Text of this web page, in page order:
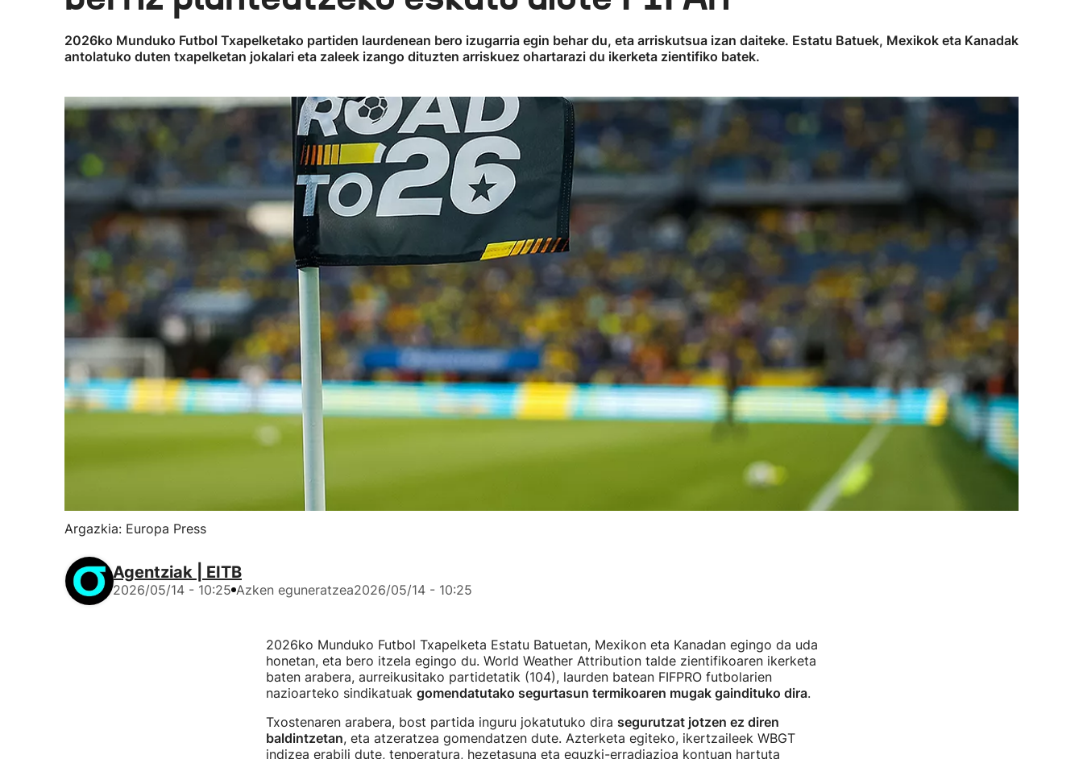
2026ko Munduko Futbol Txapelketako partiden laurdenean bero izugarria egin behar du, eta arriskutsua izan daiteke. Estatu Batuek, Mexikok eta Kanadak
antolatuko duten txapelketan jokalari eta zaleek izango dituzten arriskuez ohartarazi du ikerketa zientifiko batek.
Argazkia: Europa Press
Agentziak | EITB
2026/05/14 - 10:25 Azken eguneratzea2026/05/14 - 10:25
2026ko Munduko Futbol Txapelketa Estatu Batuetan, Mexikon eta Kanadan egingo da uda
honetan, eta bero itzela egingo du. World Weather Attribution talde zientifikoaren ikerketa
baten arabera, aurreikusitako partidetatik (104), laurden batean FIFPRO futbolarien
nazioarteko sindikatuak gomendatutako segurtasun termikoaren mugak gaindituko dira.
Txostenaren arabera, bost partida inguru jokatutuko dira segurutzat jotzen ez diren
baldintzetan, eta atzeratzea gomendatzen dute. Azterketa egiteko, ikertzaileek WBGT
indizea erabili dute, tenperatura, hezetasuna eta eguzki-erradiazioa kontuan hartuta